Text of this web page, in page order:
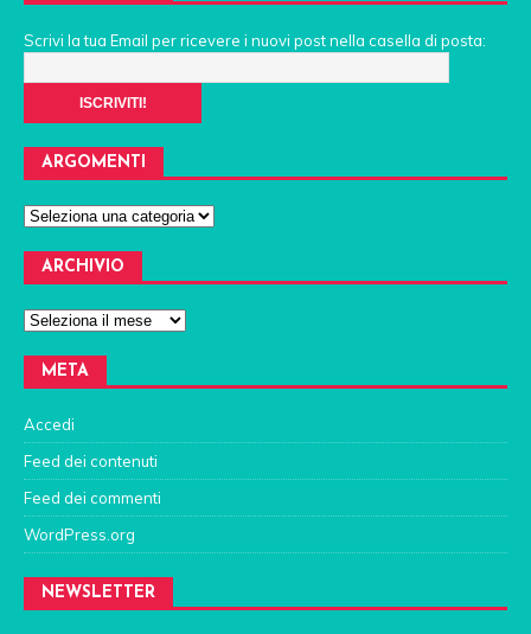
Scrivi la tua Email per ricevere i nuovi post nella casella di posta:
ARGOMENTI
ARCHIVIO
META
Accedi
Feed dei contenuti
Feed dei commenti
WordPress.org
NEWSLETTER